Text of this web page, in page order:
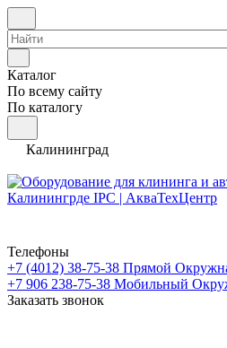
Каталог
По всему сайту
По каталогу
Калининград
Телефоны
+7 (4012) 38-75-38 Прямой
+7 906 238-75-38 Мобильный
Заказать звонок